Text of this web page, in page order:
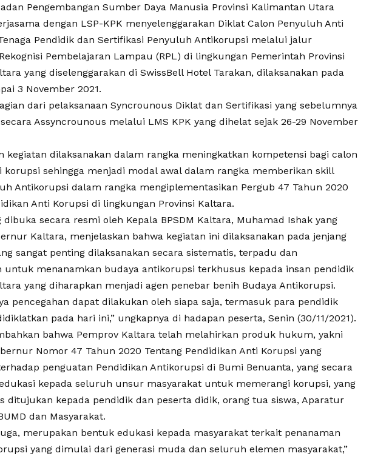
Pengembangan Sumber Daya Manusia Provinsi Kalimantan Utara
dengan LSP-KPK menyelenggarakan Diklat Calon Penyuluh Anti
Pendidik dan Sertifikasi Penyuluh Antikorupsi melalui jalur
Pembelajaran Lampau (RPL) di lingkungan Pemerintah Provinsi
yang diselenggarakan di SwissBell Hotel Tarakan, dilaksanakan pada
3 November 2021.
dari pelaksanaan Syncrounous Diklat dan Sertifikasi yang sebelumnya
Assyncrounous melalui LMS KPK yang dihelat sejak 26-29 November
kegiatan dilaksanakan dalam rangka meningkatkan kompetensi bagi calon
korupsi sehingga menjadi modal awal dalam rangka memberikan skill
Antikorupsi dalam rangka mengiplementasikan Pergub 47 Tahun 2020
Anti Korupsi di lingkungan Provinsi Kaltara.
dibuka secara resmi oleh Kepala BPSDM Kaltara, Muhamad Ishak yang
Kaltara, menjelaskan bahwa kegiatan ini dilaksanakan pada jenjang
sangat penting dilaksanakan secara sistematis, terpadu dan
untuk menanamkan budaya antikorupsi terkhusus kepada insan pendidik
yang diharapkan menjadi agen penebar benih Budaya Antikorupsi.
pencegahan dapat dilakukan oleh siapa saja, termasuk para pendidik
pada hari ini,” ungkapnya di hadapan peserta, Senin (30/11/2021).
bahwa Pemprov Kaltara telah melahirkan produk hukum, yakni
Nomor 47 Tahun 2020 Tentang Pendidikan Anti Korupsi yang
penguatan Pendidikan Antikorupsi di Bumi Benuanta, yang secara
kepada seluruh unsur masyarakat untuk memerangi korupsi, yang
ditujukan kepada pendidik dan peserta didik, orang tua siswa, Aparatur
dan Masyarakat.
merupakan bentuk edukasi kepada masyarakat terkait penanaman
yang dimulai dari generasi muda dan seluruh elemen masyarakat,”